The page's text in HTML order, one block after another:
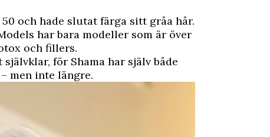
och hade slutat färga sitt gråa hår.
har bara modeller som är över
och fillers.
för Shama har själv både
men inte längre.